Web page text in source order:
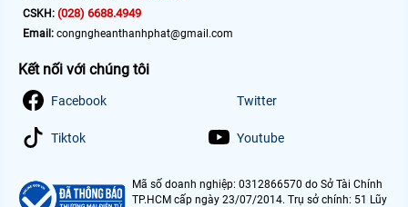
CSKH: (028) 6688.4949
Email: congngheanthanhphat@gmail.com
Kết nối với chúng tôi
Facebook Twitter
Tiktok Youtube
Mã số doanh nghiệp: 0312866570 do Sở Tài Chính
TP.HCM cấp ngày 23/07/2014. Trụ sở chính: 51 Lũy